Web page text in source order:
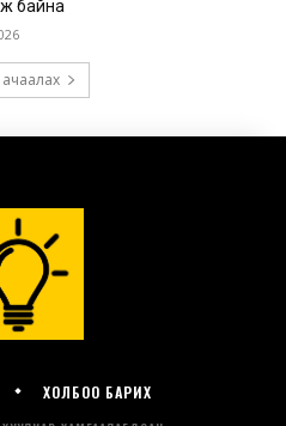
ХОЛБОО БАРИХ